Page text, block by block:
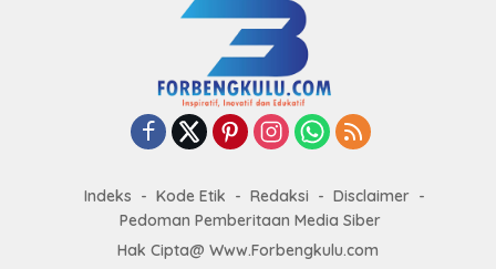
Indeks Kode Etik Redaksi
Disclaimer
Pedoman Pemberitaan Media Siber
Hak Cipta@ Www.Forbengkulu.com